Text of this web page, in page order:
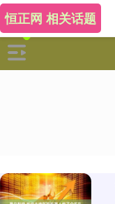
恒正网 相关话题